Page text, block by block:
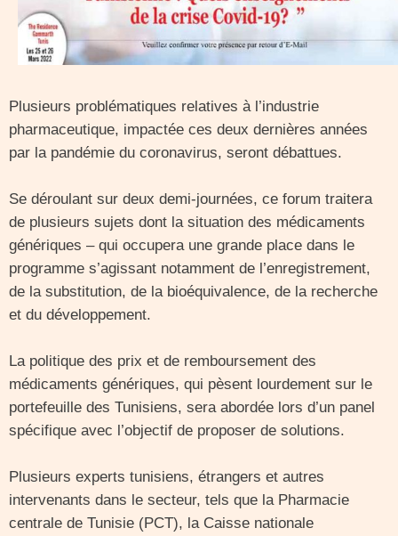
Plusieurs problématiques relatives à l’industrie
pharmaceutique, impactée ces deux dernières années
par la pandémie du coronavirus, seront débattues.
Se déroulant sur deux demi-journées, ce forum traitera
de plusieurs sujets dont la situation des médicaments
génériques – qui occupera une grande place dans le
programme s’agissant notamment de l’enregistrement,
de la substitution, de la bioéquivalence, de la recherche
et du développement.
La politique des prix et de remboursement des
médicaments génériques, qui pèsent lourdement sur le
portefeuille des Tunisiens, sera abordée lors d’un panel
spécifique avec l’objectif de proposer de solutions.
Plusieurs experts tunisiens, étrangers et autres
intervenants dans le secteur, tels que la Pharmacie
centrale de Tunisie (PCT), la Caisse nationale